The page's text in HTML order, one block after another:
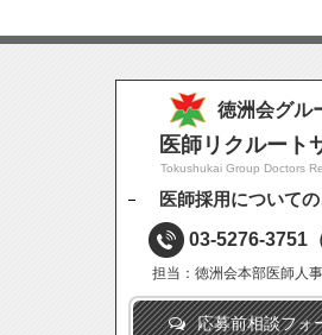
徳洲会グル
医師リクルート
Tokushukai Group Doctors
医師採用について
03-5276-3751
担当：徳洲会本部医師人
応募前相談フォ